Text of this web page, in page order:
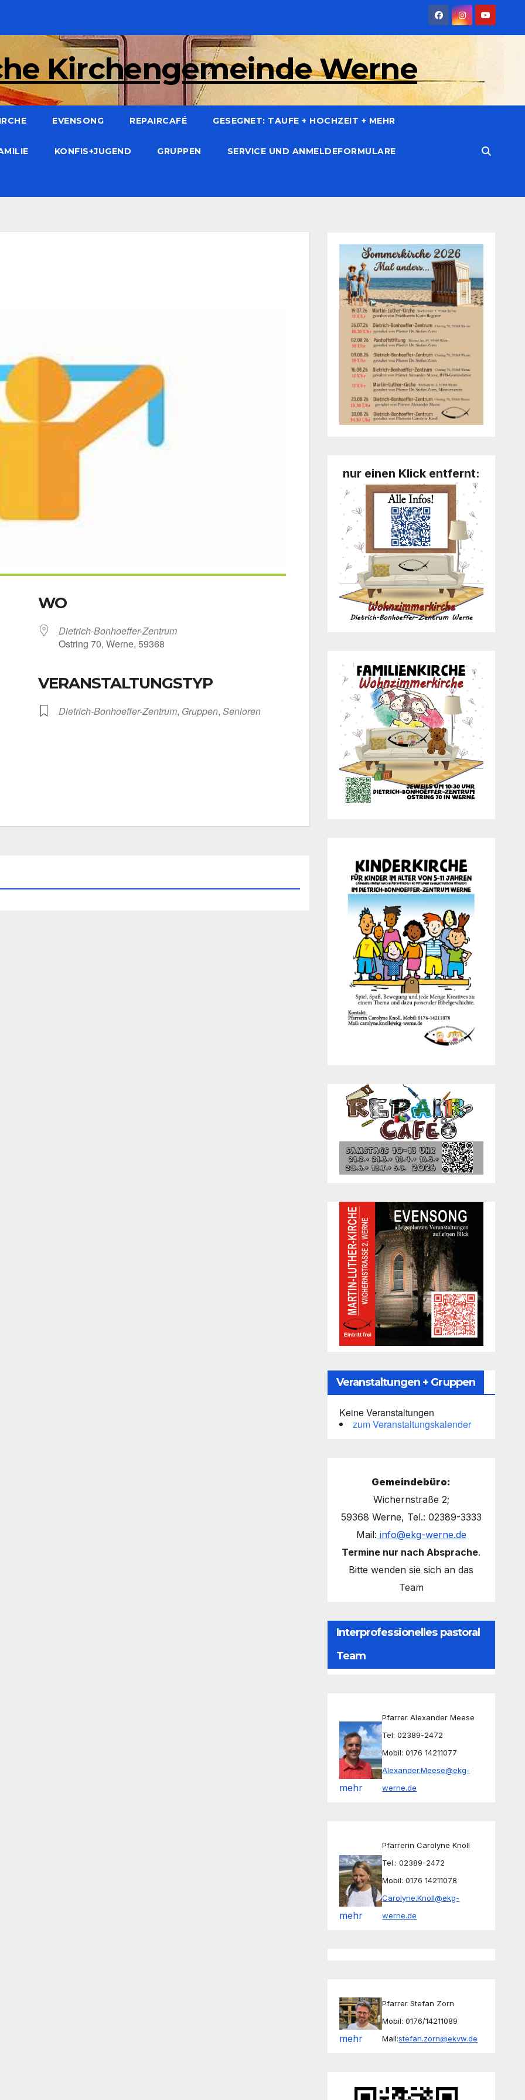
Kirchengemeinde Werne
EVENSONG REPAIRCAFÉ GESEGNET: TAUFE + HOCHZEIT + MEHR
KONFIS+JUGEND GRUPPEN SERVICE UND ANMELDEFORMULARE
Out­look Live
WO
Dietrich-Bonhoeffer-Zentrum
Ost­ring 70, Wer­ne, 59368
VERANSTALTUNGSTYP
Dietrich-Bonhoeffer-Zentrum, Grup­pen, Senio­ren
nur einen Klick entfernt:
Veranstaltungen + Gruppen
Keine Veranstaltungen
zum Veranstaltungskalender
Gemeindebüro:
Wichernstraße 2;
59368 Werne, Tel.: 02389-3333
Mail: info@ekg-werne.de
Termine nur nach Absprache.
Bitte wenden sie sich an das
Team
Interprofessionelles pastoral
Team
mehr
Pfarrer Alexander Meese
Tel: 02389-2472
Mobil: 0176 14211077
Alexander.Meese@ekg-
werne.de
mehr
Pfarrerin Carolyne Knoll
Tel.: 02389-2472
Mobil: 0176 14211078
Carolyne.Knoll@ekg-
werne.de
mehr
Pfarrer Stefan Zorn
Mobil: 0176/14211089
Mail:stefan.zorn@ekvw.de